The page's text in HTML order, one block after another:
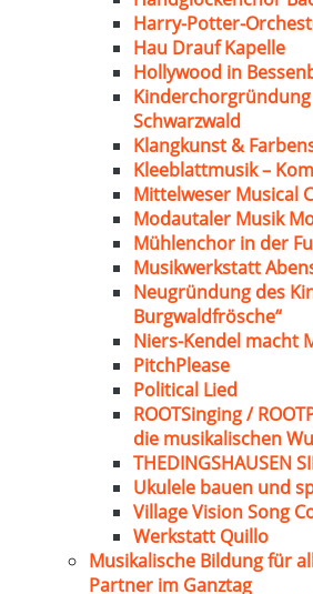
Harry-Potter-
Hau Drauf Kapelle
Hollywood in
Schwarzwald
Klangkunst &
Kleeblattmusik –
Mittelweser Musical
Modautaler Musik
Mühlenchor in der
Musikwerkstatt
Neugründung des
Burgwaldfrösche“
Niers-Kendel macht
PitchPlease
Political Lied
ROOTSinging /
die musikalischen
THEDINGSHAUSEN
Ukulele bauen und
Village Vision Song
Werkstatt Quillo
Musikalische Bildung für
Partner im Ganztag